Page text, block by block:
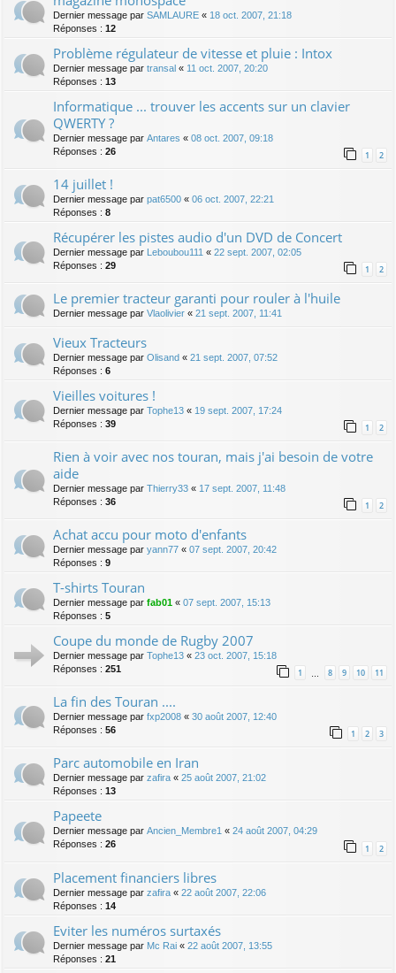
Dernier message par SAMLAURE « 18 oct. 2007, 21:18
Réponses : 12
Problème régulateur de vitesse et pluie : Intox
Dernier message par transal « 11 oct. 2007, 20:20
Réponses : 13
Informatique ... trouver les accents sur un clavier
QWERTY ?
Dernier message par Antares « 08 oct. 2007, 09:18
Réponses : 26 1 2
14 juillet !
Dernier message par pat6500 « 06 oct. 2007, 22:21
Réponses : 8
Récupérer les pistes audio d'un DVD de Concert
Dernier message par Leboubou111 « 22 sept. 2007, 02:05
Réponses : 29 1 2
Le premier tracteur garanti pour rouler à l'huile
Dernier message par Vlaolivier « 21 sept. 2007, 11:41
Vieux Tracteurs
Dernier message par Olisand « 21 sept. 2007, 07:52
Réponses : 6
Vieilles voitures !
Dernier message par Tophe13 « 19 sept. 2007, 17:24
Réponses : 39 1 2
Rien à voir avec nos touran, mais j'ai besoin de votre
aide
Dernier message par Thierry33 « 17 sept. 2007, 11:48
Réponses : 36 1 2
Achat accu pour moto d'enfants
Dernier message par yann77 « 07 sept. 2007, 20:42
Réponses : 9
T-shirts Touran
Dernier message par fab01 « 07 sept. 2007, 15:13
Réponses : 5
Coupe du monde de Rugby 2007
Dernier message par Tophe13 « 23 oct. 2007, 15:18
Réponses : 251 1 … 8 9 10 11
La fin des Touran ....
Dernier message par fxp2008 « 30 août 2007, 12:40
Réponses : 56 1 2 3
Parc automobile en Iran
Dernier message par zafira « 25 août 2007, 21:02
Réponses : 13
Papeete
Dernier message par Ancien_Membre1 « 24 août 2007, 04:29
Réponses : 26 1 2
Placement financiers libres
Dernier message par zafira « 22 août 2007, 22:06
Réponses : 14
Eviter les numéros surtaxés
Dernier message par Mc Rai « 22 août 2007, 13:55
Réponses : 21